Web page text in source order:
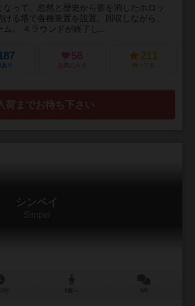
って、忽然と歴史から姿を消したホロッ
る塔で各種装置を設置、回収しながら、
ム。 ４ラウンドが終了し...
あり
56
お気に入り
211
持ってる
荷までお待ち下さい
シンペイ
Simpei